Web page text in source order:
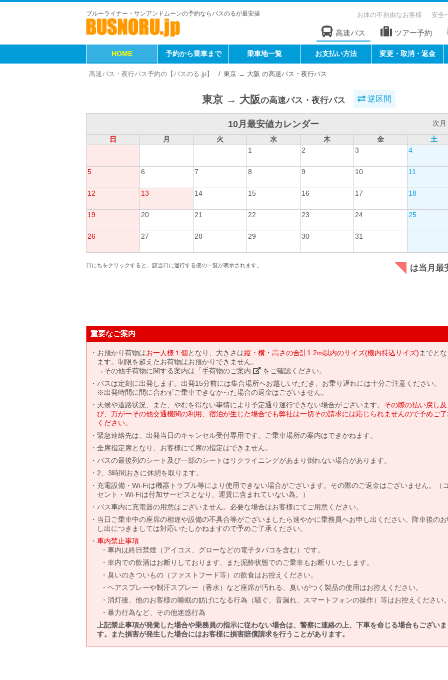
ブルーライナー・サンアンドムーンの予約ならバスのるが最安値 お体の不自由なお客様 安全
高速バス ツアー予約
HOME 予約から乗車まで 乗車地一覧 お支払い方法 変更・取消・返金
高速バス・夜行バス予約の【バスのる.jp】 東京 → 大阪 の高速バス・夜行バス
東京 → 大阪の高速バス・夜行バス 逆区間
10月最安値カレンダー
次月
日
月 火 水 木 金
土
1
2 3 4
5 6 7 8 9 10 11
12 13 14 15 16 17 18
19 20 21 22 23 24 25
26 27 28 29 30 31
日にちをクリックすると、該当日に運行する便の一覧が表示されます。 は当月最
重要なご案内
お預かり荷物はお一人様１個となり、大きさは縦・横・高さの合計1.2m以内のサイズ(機内持込サイズ) までと
ます。制限を超えたお荷物はお預かりできません。
→その他手荷物に関する案内は 「手荷物のご案内」 をご確認ください。
バスは定刻に出発します。出発15分前には集合場所へお越しいただき、お乗り遅れには十分ご注意ください。
※出発時間に間に合わずご乗車できなかった場合の返金はございません。
天候や道路状況、また、やむを得ない事情により予定通り運行できない場合がございます。 その際の払い戻し及
び、万が一その他交通機関の利用、宿泊が生じた場合でも弊社は一切その請求には応じられませんので予めご
ください。
緊急連絡先は、出発当日のキャンセル受付専用です。ご乗車場所の案内はできかねます。
全席指定席となり、お客様にて席の指定はできません。
バスの最後列のシート及び一部のシートはリクライニングがあまり倒れない場合があります。
2、3時間おきに休憩を取ります。
充電設備・Wi-Fiは機器トラブル等により使用できない場合がございます。その際のご返金はございません。（
セント・Wi-Fiは付加サービスとなり、運賃に含まれていない為。）
バス車内に充電器の用意はございません。必要な場合はお客様にてご用意ください。
当日ご乗車中の座席の相違や設備の不具合等がございましたら速やかに乗務員へお申し出ください。降車後の
し出につきましては対応いたしかねますので予めご了承ください。
車内禁止事項
車内は終日禁煙（アイコス、グローなどの電子タバコを含む）です。
車内での飲酒はお断りしております、また泥酔状態でのご乗車もお断りいたします。
臭いのきついもの（ファストフード等）の飲食はお控えください。
ヘアスプレーや制汗スプレー（香水）など座席が汚れる、臭いがつく製品の使用はお控えください。
消灯後、他のお客様の睡眠の妨げになる行為（騒ぐ、音漏れ、スマートフォンの操作）等はお控えください
暴力行為など、その他迷惑行為
上記禁止事項が発覚した場合や乗務員の指示に従わない場合は、警察に連絡の上、下車を命じる場合もございま
す。また損害が発生した場合にはお客様に損害賠償請求を行うことがあります。